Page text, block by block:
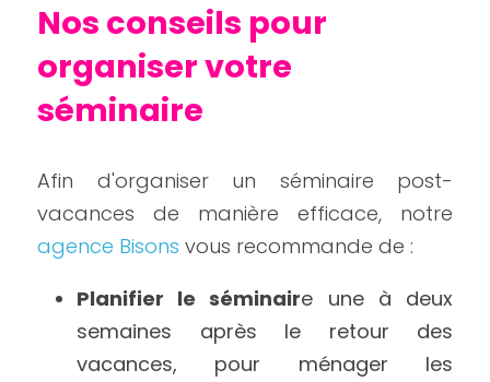
Nos conseils pour
organiser votre
séminaire
Afin d'organiser un séminaire post-
agence Bisons vous recommande de :
Planifier le séminaire une à deux
semaines après le retour des
vacances, pour ménager les